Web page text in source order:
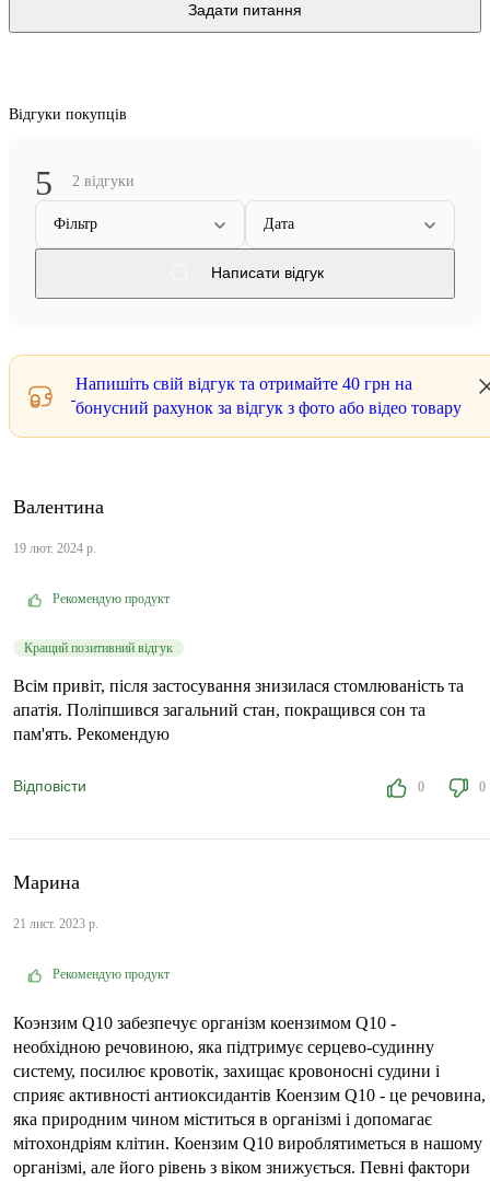
Задати питання
Відгуки покупців
5 2 відгуки
Фільтр Дата
Написати відгук
Напишіть свій відгук та отримайте 40 грн на
бонусний рахунок за відгук з фото або відео товару
Валентина
19 лют. 2024 р.
Рекомендую продукт
Кращий позитивний відгук
Всім привіт, після застосування знизилася стомлюваність та
апатія. Поліпшився загальний стан, покращився сон та
пам'ять. Рекомендую
Відповісти 0 0
Марина
21 лист. 2023 р.
Рекомендую продукт
Коэнзим Q10 забезпечує організм коензимом Q10 -
необхідною речовиною, яка підтримує серцево-судинну
систему, посилює кровотік, захищає кровоносні судини і
сприяє активності антиоксидантів Коензим Q10 - це речовина,
яка природним чином міститься в організмі і допомагає
мітохондріям клітин. Коензим Q10 вироблятиметься в нашому
організмі, але його рівень з віком знижується. Певні фактори